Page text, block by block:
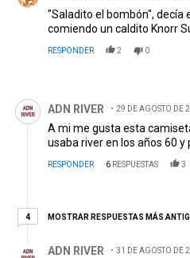
"Saladito el bombón", decía
comiendo un caldito Knorr
RESPONDER 2 0
Comentario de ADN RIVER.
ADN RIVER 29 DE AGOSTO DE
A mi me gusta esta
usaba river en los años 60 y
RESPONDER 6 RESPUESTAS 3
44 respuestas más antiguas
MOSTRAR RESPUESTAS MÁS
ADN RIVER
31 DE AGOSTO DE